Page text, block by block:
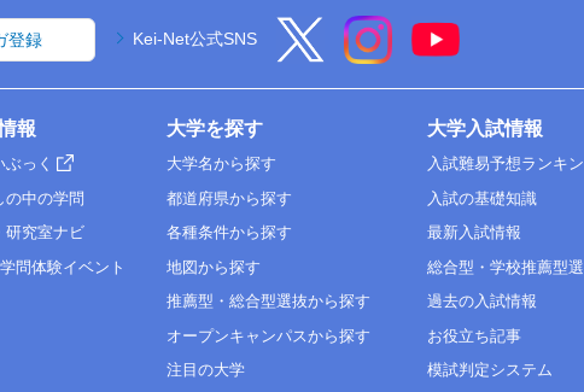
登録 Kei-Net公式SNS
報
っく
の中の学問
研究室ナビ
問体験イベント
大学を探す
大学名から探す
都道府県から探す
各種条件から探す
地図から探す
推薦型・総合型選抜から探す
オープンキャンパスから探す
注目の大学
大学入試情報
入試難易予想ランキ
入試の基礎知識
最新入試情報
総合型・学校推薦型
過去の入試情報
お役立ち記事
模試判定システム